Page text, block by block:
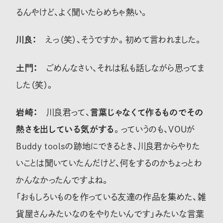
るんやけど、よく聞いたらめちゃ熱い。
川良： えっ（笑）、そうですか。初めて言われました。
土門： ごめんなさい、それは私も話しながら思ってま
した（笑）。
岩崎： 川良君って、 言葉じゃなくて作るものでその
熱さを出している気がする。っていうのも、VOUが
Buddy toolsの跡地にできるとき、川良君からやりた
いことは聞いていたんだけど、何をするのかちょっとわ
かんなかったんですよね。
「おもしろいものを作っている友達の作品を集めた、雑
貨屋さんみたいなのをやりたいんです」みたいな言葉